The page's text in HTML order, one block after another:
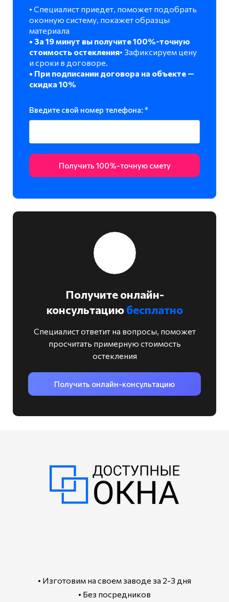
• Специалист приедет, поможет подобрать
оконную систему, покажет образцы
материала
• За 19 минут вы получите 100%-точную
стоимость остекления• Зафиксируем цену
и сроки в договоре.
• При подписании договора на объекте —
скидка 10%
Введите свой номер телефона: *
Получить 100%-точную смету
Получите онлайн-
консультациюбесплатно
Специалист ответит на вопросы, поможет
просчитать примерную стоимость
остекления
Получить онлайн-консультацию
• Изготовим на своем заводе за 2-3 дня
• Без посредников